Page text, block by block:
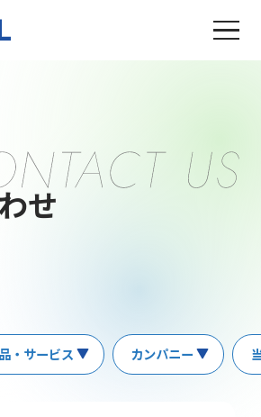
せ
・サービス カンパニー